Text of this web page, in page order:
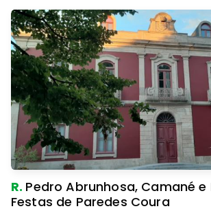
R. Pedro Abrunhosa, Camané e
Festas de Paredes Coura